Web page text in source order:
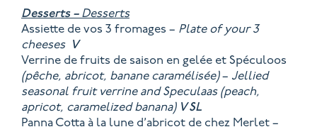
Desserts – Desserts
Assiette de vos 3 fromages – Plate of your 3
cheeses V
Verrine de fruits de saison en gelée et Spéculoos
(pêche, abricot, banane caramélisée)– Jellied
seasonal fruit verrine and Speculaas (peach,
apricot, caramelized banana) VSL
Panna Cotta à la lune d’abricot de chez Merlet –